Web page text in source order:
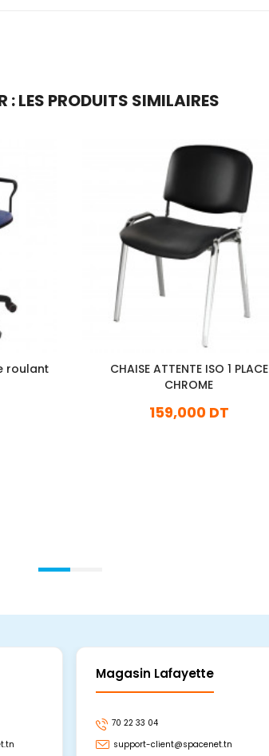
LES PRODUITS SIMILAIRES
roulant
CHAISE ATTENTE ISO 1 PLACE
CHROME
159,000 DT
Magasin Lafayette
70 22 33 04
support-client@spacenet.tn